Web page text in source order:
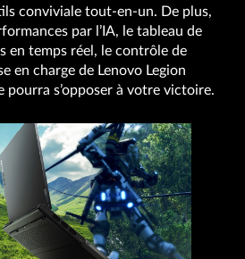
conviviale tout-en-un. De plus,
par l’IA, le tableau de
en temps réel, le contrôle de
en charge de Lenovo Legion
pourra s’opposer à votre victoire.